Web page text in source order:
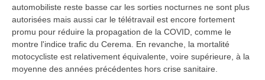
automobiliste reste basse car les sorties nocturnes ne sont plus
autorisées mais aussi car le télétravail est encore fortement
promu pour réduire la propagation de la COVID, comme le
montre l'indice trafic du Cerema. En revanche, la mortalité
motocycliste est relativement équivalente, voire supérieure, à la
moyenne des années précédentes hors crise sanitaire.